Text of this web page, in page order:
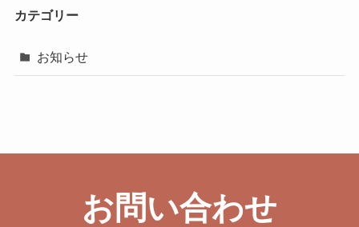
カテゴリー
お知らせ
お問い合わせ